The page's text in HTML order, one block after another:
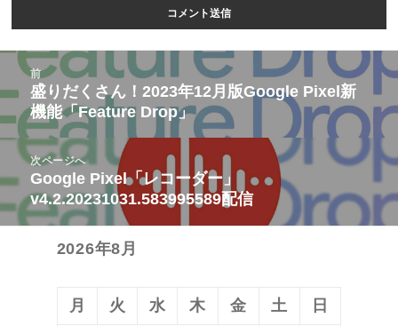
稿
ナ
ビ
ー
シ
前
前
の
投
稿:
盛りだくさん！2023年12月版Google Pixel新
機能「Feature Drop」
次ページへ
次
の
投
Google Pixel「レコーダー」
v4.2.20231031.583995589配信
2026年8月
月 火 水 木 金 土 日